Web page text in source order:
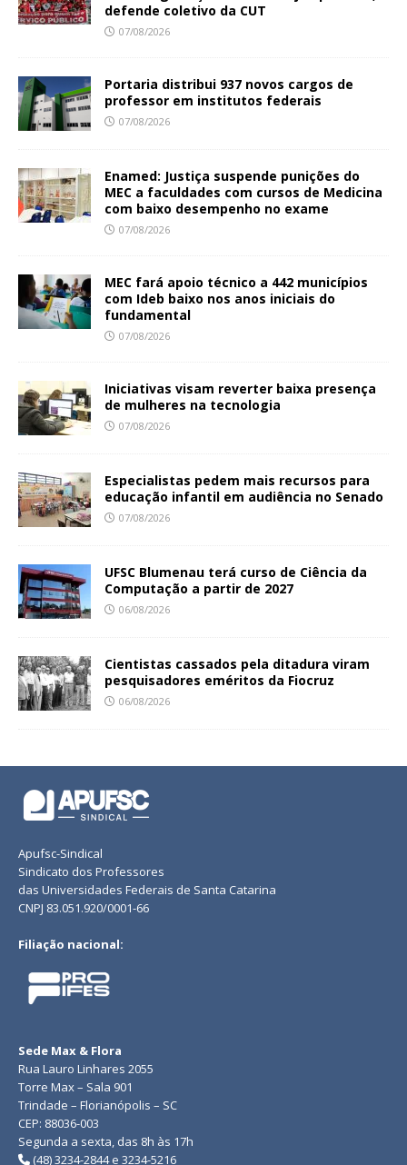
defende coletivo da CUT
07/08/2026
Portaria distribui 937 novos cargos de
professor em institutos federais
07/08/2026
Enamed: Justiça suspende punições do
MEC a faculdades com cursos de Medicina
com baixo desempenho no exame
07/08/2026
MEC fará apoio técnico a 442 municípios
com Ideb baixo nos anos iniciais do
fundamental
07/08/2026
Iniciativas visam reverter baixa presença
de mulheres na tecnologia
07/08/2026
Especialistas pedem mais recursos para
educação infantil em audiência no Senado
07/08/2026
UFSC Blumenau terá curso de Ciência da
Computação a partir de 2027
06/08/2026
Cientistas cassados pela ditadura viram
pesquisadores eméritos da Fiocruz
06/08/2026
Apufsc-Sindical
Sindicato dos Professores
das Universidades Federais de Santa Catarina
CNPJ 83.051.920/0001-66
Filiação nacional:
Sede Max & Flora
Rua Lauro Linhares 2055
Torre Max – Sala 901
Trindade – Florianópolis – SC
CEP: 88036-003
Segunda a sexta, das 8h às 17h
(48) 3234-2844 e 3234-5216